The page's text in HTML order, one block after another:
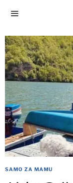
SAMO ZA MAMU